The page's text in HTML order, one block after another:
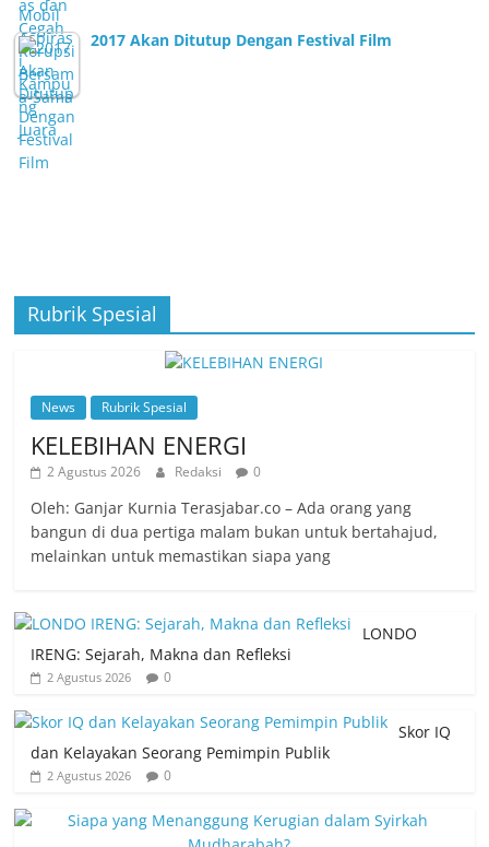
2017 Akan Ditutup Dengan Festival Film
Rubrik Spesial
News Rubrik Spesial
KELEBIHAN ENERGI
2 Agustus 2026 Redaksi 0
Oleh: Ganjar Kurnia Terasjabar.co – Ada orang yang
bangun di dua pertiga malam bukan untuk bertahajud,
melainkan untuk memastikan siapa yang
LONDO
IRENG: Sejarah, Makna dan Refleksi
2 Agustus 2026 0
Skor IQ
dan Kelayakan Seorang Pemimpin Publik
2 Agustus 2026 0